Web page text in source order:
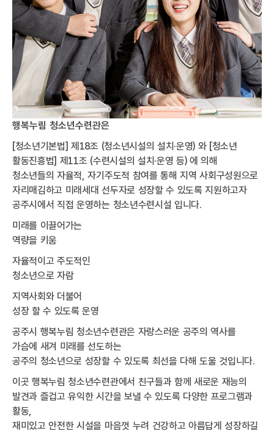
행복누림 청소년수련관은
[청소년기본법] 제18조 (청소년시설의 설치·운영) 와 [청소년
활동진흥법] 제11조 (수련시설의 설치·운영 등) 에 의해
청소년들의 자율적, 자기주도적 참여를 통해 지역 사회구성원으로
자리매김하고 미래세대 선두자로 성장할 수 있도록 지원하고자
공주시에서 직접 운영하는 청소년수련시설 입니다.
미래를 이끌어가는
역량을 키움
자율적이고 주도적인
청소년으로 자람
지역사회와 더불어
성장 할 수 있도록 운영
공주시 행복누림 청소년수련관은 자랑스러운 공주의 역사를
가슴에 새겨 미래를 선도하는
공주의 청소년으로 성장할 수 있도록 최선을 다해 도울 것입니다.
이곳 행복누림 청소년수련관에서 친구들과 함께 새로운 재능의
발견과 즐겁고 유익한 시간을 보낼 수 있도록 다양한 프로그램과
활동,
재미있고 안전한 시설을 마음껏 누려 건강하고 아름답게 성장하길